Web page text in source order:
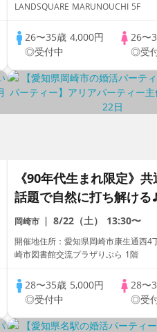
LANDSQUARE MARUNOUCHI 5F
26〜35歳 4,000円
◎受付中
26〜
◎受
《90年代生まれ限定》
話題で自然に打ち解ける
ず全員と話せる安心進行！
岡崎市 8/22（土） 13:30〜
開催地住所：愛知県岡崎市康生通西4
崎市図書館交流プラザりぶら 1階
28〜35歳 5,000円
◎受付中
28〜
◎受